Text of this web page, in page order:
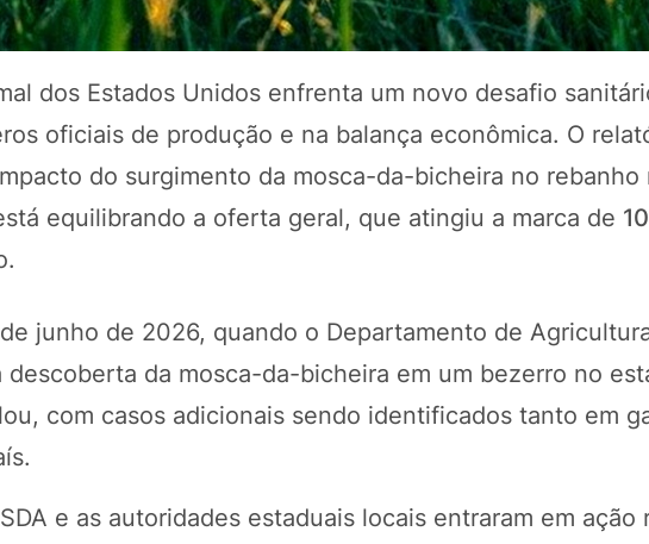
dos Estados Unidos enfrenta um novo desafio
oficiais de produção e na balança econômica. O
do surgimento da mosca-da-bicheira no
equilibrando a oferta geral, que atingiu a marca de
junho de 2026, quando o Departamento de
descoberta da mosca-da-bicheira em um bezerro no
com casos adicionais sendo identificados tanto em
e as autoridades estaduais locais entraram em ação